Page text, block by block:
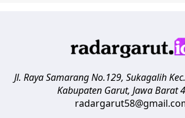
Jl. Raya Samarang No.129, Sukagalih
Kabupaten Garut, Jawa Barat